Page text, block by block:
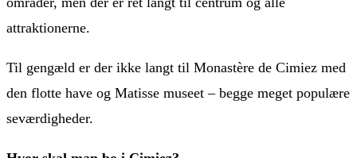
attraktionerne.
Til gengæld er der ikke langt til Monastère de Cimiez med
den flotte have og Matisse museet – begge meget populære
seværdigheder.